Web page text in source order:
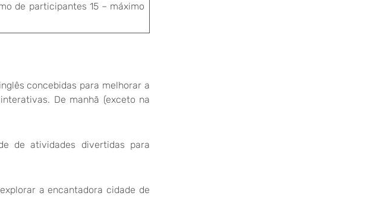
de participantes 15 – máximo
concebidas para melhorar a
De manhã (exceto na
de atividades divertidas para
a encantadora cidade de